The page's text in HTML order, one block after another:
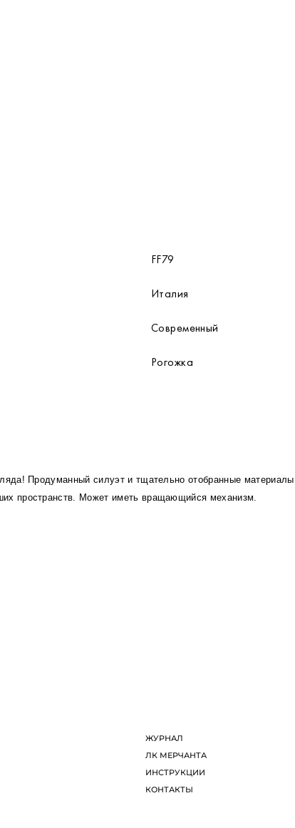
FF79
Италия
Современный
Рогожка
Продуманный силуэт и тщательно отобранные
пространств. Может иметь вращающийся механизм.
ЖУРНАЛ
ЛК МЕРЧАНТА
ИНСТРУКЦИИ
КОНТАКТЫ